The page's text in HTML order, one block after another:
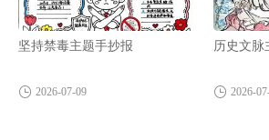
坚持禁毒主题手抄报
2026-07-09
历史文脉
2026-